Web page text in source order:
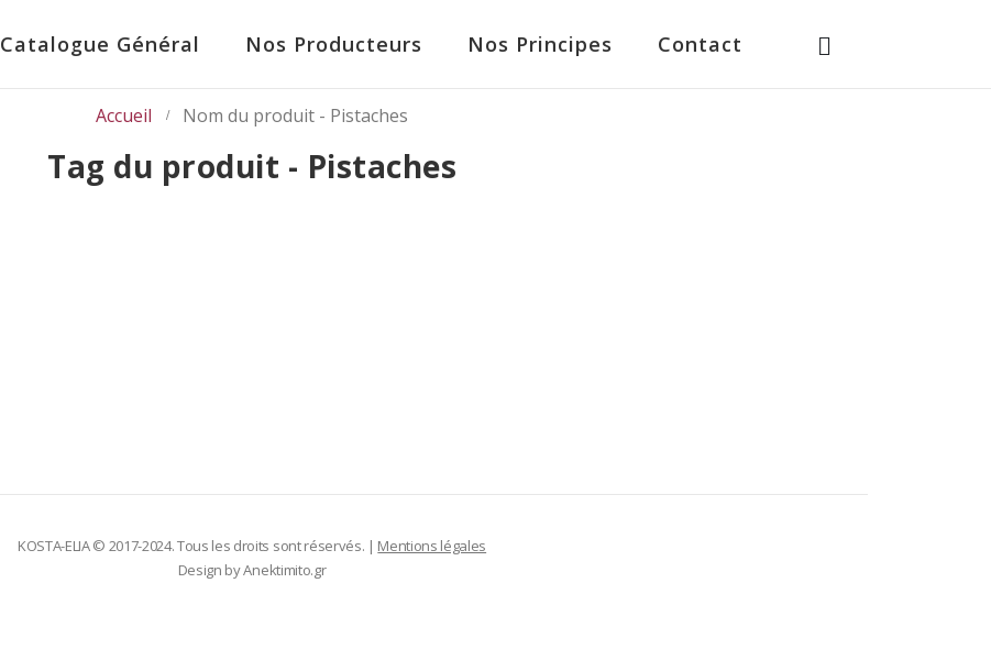
Catalogue Général Nos Producteurs Nos Principes Contact
Accueil Nom du produit - Pistaches
Tag du produit - Pistaches
KOSTA-ELIA © 2017-2024. Tous les droits sont réservés. | Mentions légales
Design byAnektimito.gr